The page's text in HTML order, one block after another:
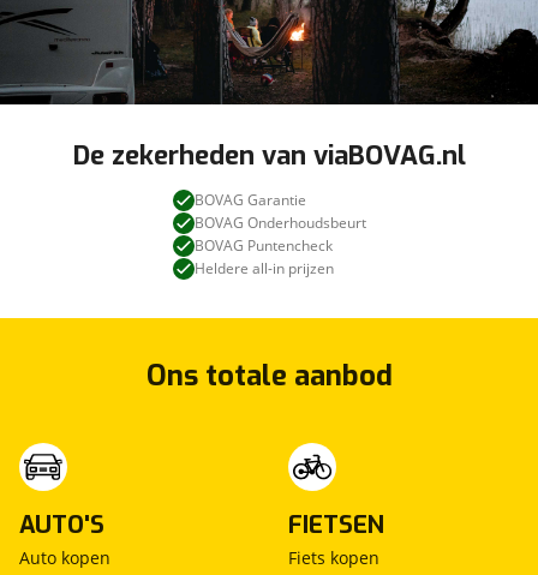
De zekerheden van viaBOVAG.nl
BOVAG Garantie
BOVAG Onderhoudsbeurt
BOVAG Puntencheck
Heldere all-in prijzen
Ons totale aanbod
AUTO'S
Auto kopen
FIETSEN
Fiets kopen